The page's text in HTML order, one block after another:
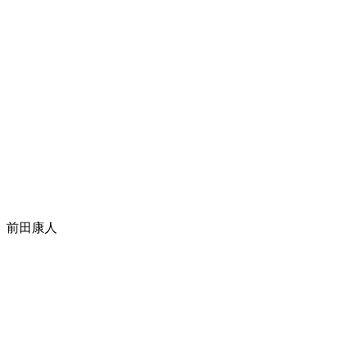
前田康人